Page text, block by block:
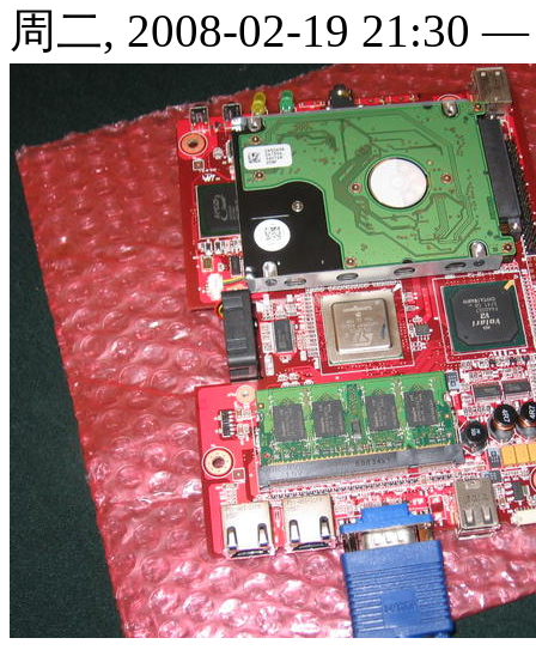
周二, 2008-02-19 21:30